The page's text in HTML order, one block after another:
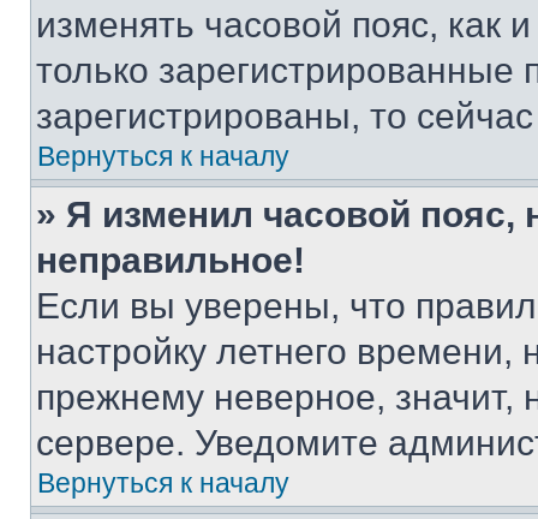
изменять часовой пояс, как
только
зарегистрированы, то
Вернуться к началу
» Я изменил часовой пояс,
неправильное!
Если вы уверены, что
настройку летнего
прежнему неверное, значит,
сервере. Уведомите
Вернуться к началу